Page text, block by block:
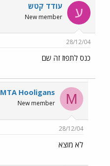
ע עודד קטש
New member
28/12/04
כנס לתפוז זה שם
M
MTA Hooligans
New member
28/12/04
לא מוצא